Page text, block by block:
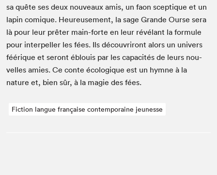
sa quête ses deux nou­veaux amis, un faon scep­tique et un
lapin comique. Heureuse­ment, la sage Grande Ourse sera
là pour leur prêter main-forte en leur révélant la for­mule
pour inter­peller les fées. Ils décou­vriront alors un univers
féérique et seront éblouis par les capac­ités de leurs nou­
velles amies. Ce con­te écologique est un hymne à la
nature et, bien sûr, à la magie des fées.
Fiction langue française contemporaine jeunesse